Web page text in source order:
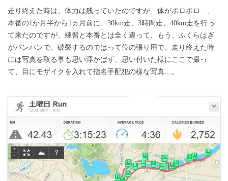
走り終えた時は、体力は残っていたのですが、体がボロボロ…、
本番の1か月半から1ヵ月前に、30km走、3時間走、40km走を行っ
て来たのですが、練習と本番とは全く違って、もう、ふくらはぎ
がパンパンで、破裂するのではって位の張り用で、走り終えた時
には写真を取る事も思い浮かばず、思い付いた様にここで撮っ
て、目にモザイクを入れて指名手配犯の様な写真…。